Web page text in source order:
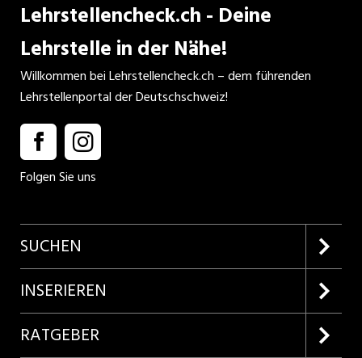
Lehrstellencheck.ch - Deine
Lehrstelle in der Nähe!
Willkommen bei Lehrstellencheck.ch – dem führenden
Lehrstellenportal der Deutschschweiz!
Folgen Sie uns
SUCHEN
Firmenprofile entdecken
Lehrstellen suchen
INSERIEREN
Kundenlogin
RATGEBER